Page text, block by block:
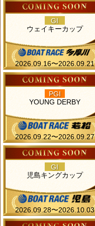
GI
ウェイキーカップ
2026.09.16〜2026.09.21
PGI
YOUNG DERBY
2026.09.22〜2026.09.27
GI
児島キングカップ
2026.09.28〜2026.10.03